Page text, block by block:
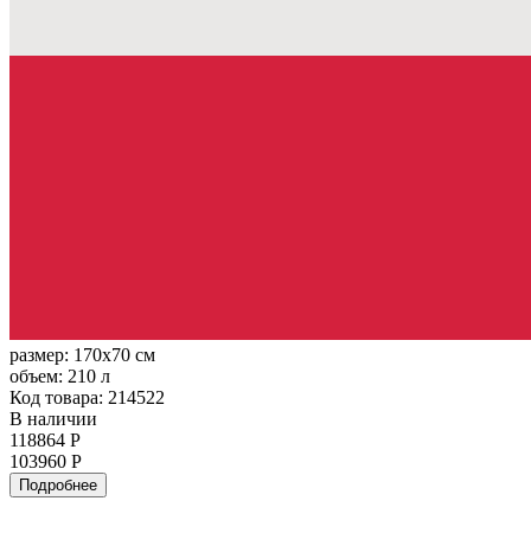
размер: 170x70 см
объем: 210 л
Код товара: 214522
В наличии
118864 Р
103960 Р
Подробнее